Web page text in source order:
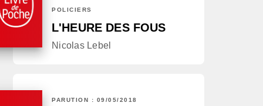
POLICIERS
L'HEURE DES FOUS
Nicolas Lebel
PARUTION : 09/05/2018